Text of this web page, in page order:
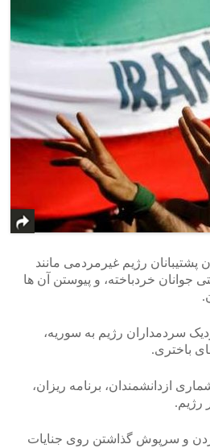
رژیم غیرمردمی مانند
جوانان خردباخته، و پیوستن آن ها
سردمداران رژیم به سوریه،
باختری.
ازدانشمندان، برنامه ریزان،
رژیم.
و سرپوش گذاشتن روی جنایات